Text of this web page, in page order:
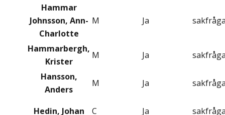
Hammar
Johnsson, Ann-
Charlotte
M Ja
Hammarbergh,
Krister
M Ja
Hansson,
Anders
M Ja
Hedin, Johan C Ja